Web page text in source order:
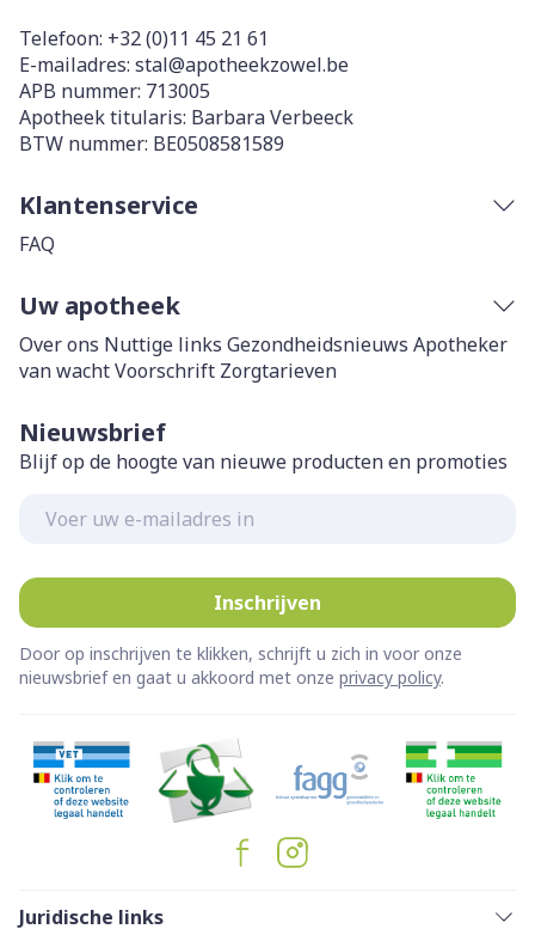
Telefoon: +32 (0)11 45 21 61
E-mailadres: stal@apotheekzowel.be
APB nummer: 713005
Apotheek titularis: Barbara Verbeeck
BTW nummer: BE0508581589
Klantenservice
FAQ
Uw apotheek
Over ons Nuttige links Gezondheidsnieuws Apotheker
van wachtVoorschrift Zorgtarieven
Nieuwsbrief
Blijf op de hoogte van nieuwe producten en promoties
Inschrijven
Door op inschrijven te klikken, schrijft u zich in voor onze
nieuwsbrief en gaat u akkoord met onze privacy policy.
Juridische links